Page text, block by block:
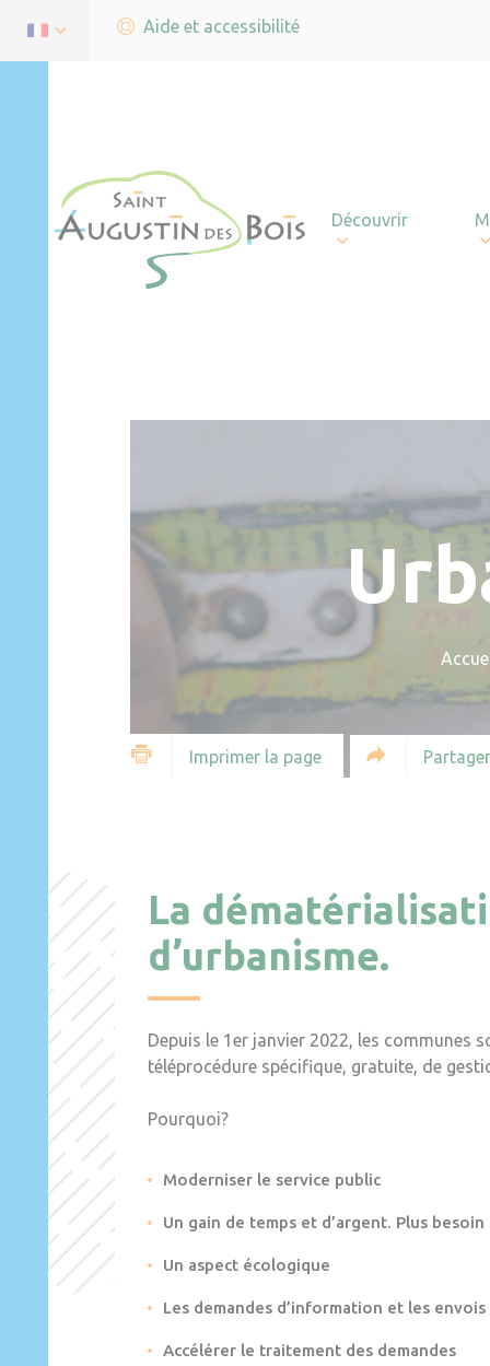
Aide et accessibilité
Découvrir
Imprimer la page
La
d’urbanisme.
Depuis le 1er janvier 2022, les communes
téléprocédure spécifique, gratuite, de
Pourquoi?
Moderniser le service public
Un gain de temps et d’argent. Plus
Un aspect écologique
Les demandes d’information et les
Accélérer le traitement des demandes